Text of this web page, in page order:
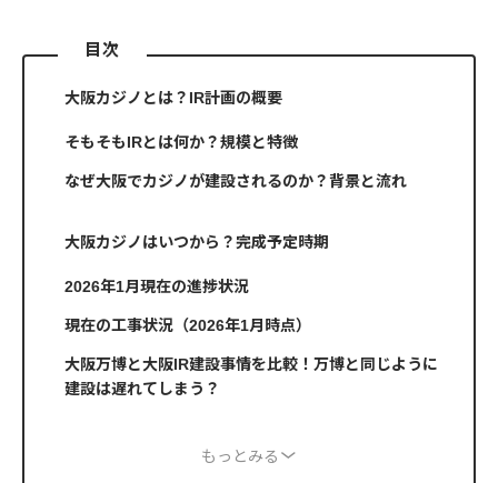
目次
大阪カジノとは？IR計画の概要
そもそもIRとは何か？規模と特徴
なぜ大阪でカジノが建設されるのか？背景と流れ
大阪カジノはいつから？完成予定時期
2026年1月現在の進捗状況
現在の工事状況（2026年1月時点）
大阪万博と大阪IR建設事情を比較！万博と同じように
建設は遅れてしまう？
もっとみる